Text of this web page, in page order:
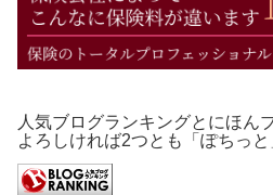
人気ブログランキングとにほん
よろしければ2つとも「ぽちっ